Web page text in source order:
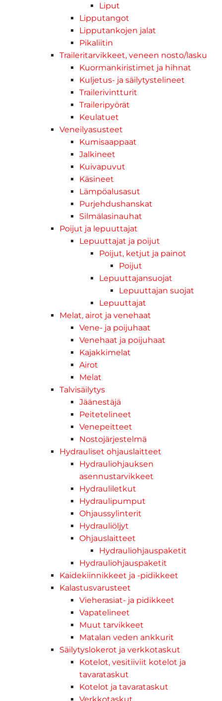
Liput
Lipputangot
Lipputankojen jalat
Pikaliitin
Traileritarvikkeet, veneen nosto/lasku
Kuormankiristimet ja hihnat
Kuljetus- ja säilytystelineet
Trailerivintturit
Traileripyörät
Keulatuet
Veneilyasusteet
Kumisaappaat
Jalkineet
Kuivapuvut
Käsineet
Lämpöalusasut
Purjehdushanskat
Silmälasinauhat
Poijut ja lepuuttajat
Lepuuttajat ja poijut
Poijut, ketjut ja painot
Poijut
Lepuuttajansuojat
Lepuuttajan suojat
Lepuuttajat
Melat, airot ja venehaat
Vene- ja poijuhaat
Venehaat ja poijuhaat
Kajakkimelat
Airot
Melat
Talvisäilytys
Jäänestäjä
Peitetelineet
Venepeitteet
Nostojärjestelmä
Hydrauliset ohjauslaitteet
Hydrauliohjauksen
asennustarvikkeet
Hydrauliletkut
Hydraulipumput
Ohjaussylinterit
Hydrauliöljyt
Ohjauslaitteet
Hydrauliohjauspaketit
Hydrauliohjauspaketit
Kaidekiinnikkeet ja -pidikkeet
Kalastusvarusteet
Vieherasiat- ja pidikkeet
Vapatelineet
Muut tarvikkeet
Matalan veden ankkurit
Säilytyslokerot ja verkkotaskut
Kotelot, vesitiiviit kotelot ja
tavarataskut
Kotelot ja tavarataskut
Verkkotaskut